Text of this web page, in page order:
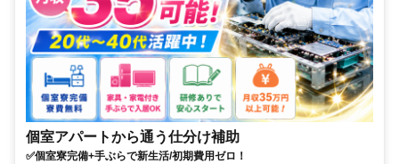
個室アパートから通う仕分け補助
✅個室寮完備+手ぶらで新生活/初期費用ゼロ！